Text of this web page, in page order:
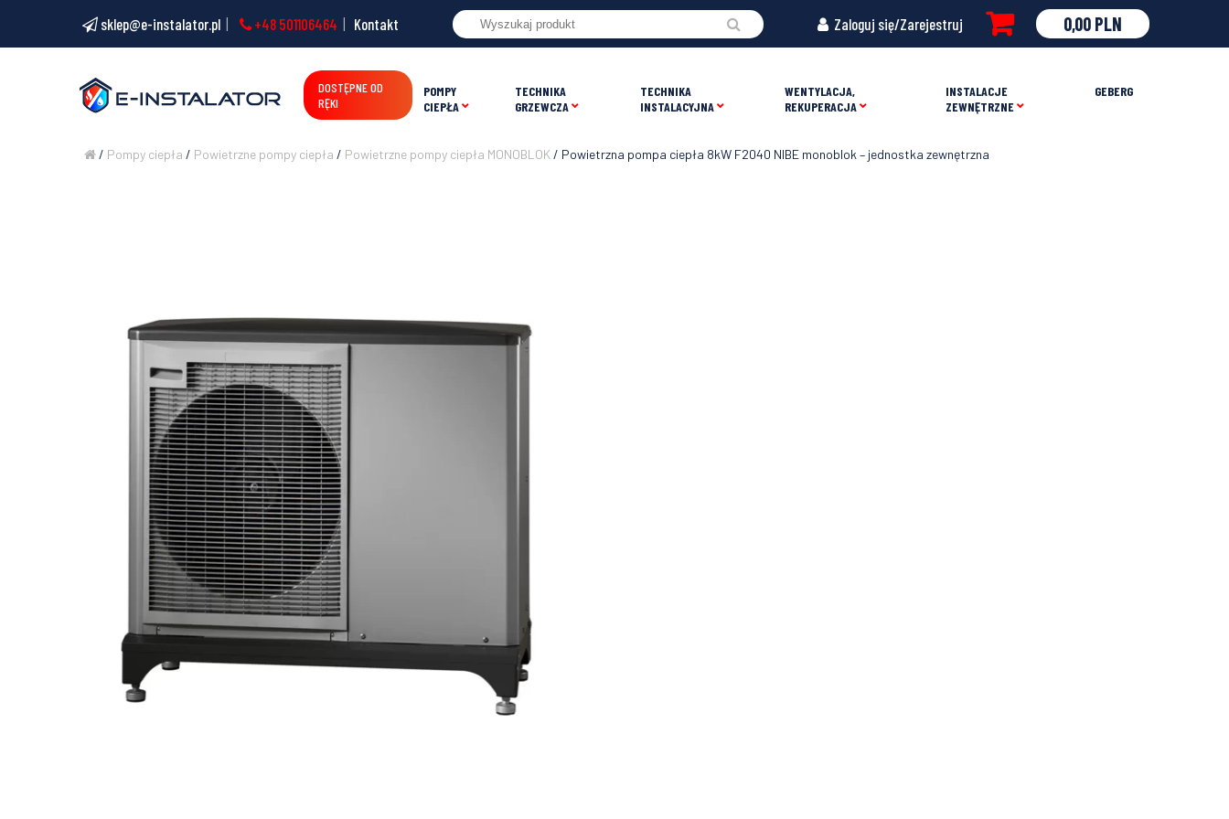
sklep@e-instalator.pl +48 501106464 Kontakt Zaloguj się/Zarejestruj 0,00 PLN
DOSTĘPNE OD
RĘKI
POMPY
CIEPŁA
TECHNIKA
GRZEWCZA
TECHNIKA
INSTALACYJNA
WENTYLACJA,
REKUPERACJA
INSTALACJE
ZEWNĘTRZNE
GEBERG
/ Pompy ciepła / Powietrzne pompy ciepła / Powietrzne pompy ciepła MONOBLOK / Powietrzna pompa ciepła 8kW F2040 NIBE monoblok – jednostka zewnętrzna